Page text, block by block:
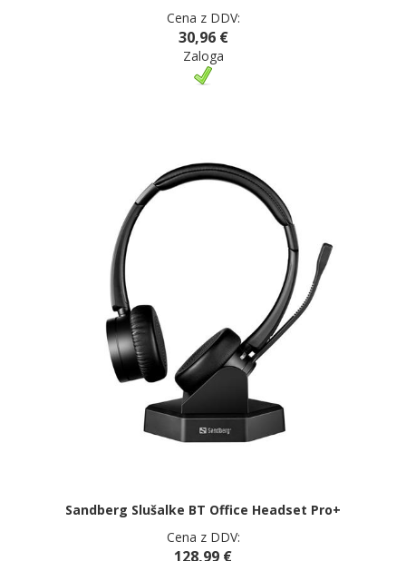
Cena z DDV:
30,96 €
Zaloga
Sandberg Slušalke BT Office Headset Pro+
Cena z DDV:
128,99 €